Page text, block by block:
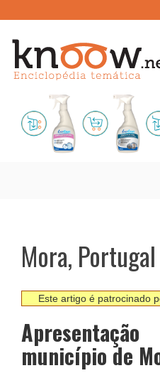
Mora, Portugal
Este artigo é patrocinado
município de